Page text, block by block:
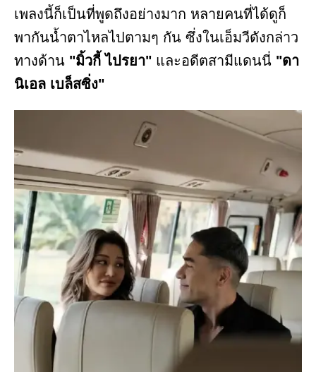
เพลงนี้ก็เป็นที่พูดถึงอย่างมาก หลายคนที่ได้ดูก็
พากันน้ำตาไหลไปตามๆ กัน ซึ่งในเอ็มวีดังกล่าว
ทางด้าน "มิ้วกี้ ไปรยา" และอดีตสามีแดนนี่ "ดา
นิเอล เบล็สซิ่ง"